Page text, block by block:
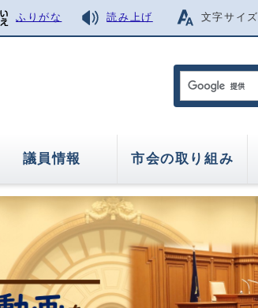
ふりがな 読み上げ 文字サイズ
議員情報 市会の取り組み